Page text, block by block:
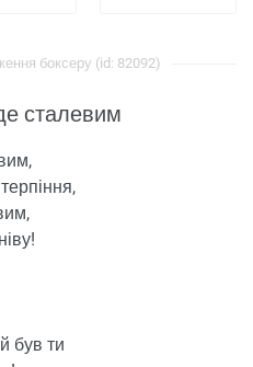
боксеру (id: 82092)
сталевим
був ти